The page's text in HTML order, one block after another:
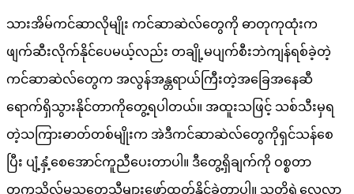
သားအိမ်ကင်ဆာလိုမျိုး ကင်ဆာဆဲလ်တွေကို ဓာတုကုထုံးက
ဖျက်ဆီးလိုက်နိုင်ပေမယ့်လည်း တချို့မပျက်စီးဘဲကျန်ရစ်ခဲ့တဲ့
ကင်ဆာဆဲလ်တွေက အလွန်အန္တရာယ်ကြီးတဲ့အခြေအနေဆီ
ရောက်ရှိသွားနိုင်တာကိုတွေ့ရပါတယ်။ အထူးသဖြင့် သစ်သီးမှရ
တဲ့သကြားဓာတ်တစ်မျိုးက အဲဒီကင်ဆာဆဲလ်တွေကိုရှင်သန်စေ
ပြီး ပျံ့နှံ့စေအောင်ကူညီပေးတာပါ။ ဒီတွေ့ရှိချက်ကို ဝစ္စတာ
တက္ကသိုလ်မှသုတေသီများဖော်ထုတ်နိုင်ခဲ့တာပါ။ သူတို့ရဲ့လေ့လာ